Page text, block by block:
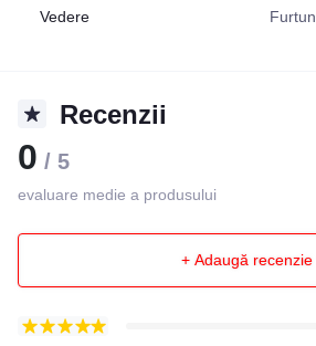
Vedere Furtun
Recenzii
0 / 5
evaluare medie a produsului
+ Adaugă recenzie